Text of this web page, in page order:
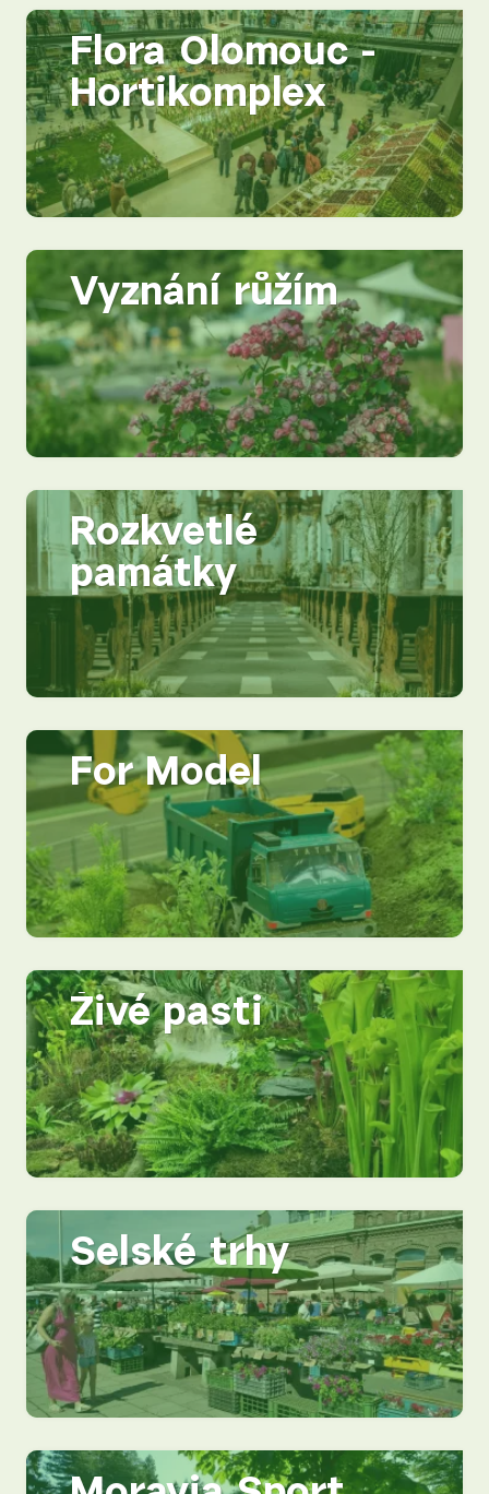
Flora Olomouc -
Hortikomplex
Vyznání růžím
Rozkvetlé
památky
For Model
Živé pasti
Selské trhy